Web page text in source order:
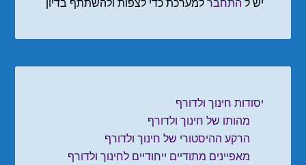
יסודות חינוך ולדורף
מהותו של חינוך ולדורף
הרקע ההיסטורי של חינוך ולדורף
מאפיינים מתודיים ייחודיים לחינוך ולדורף